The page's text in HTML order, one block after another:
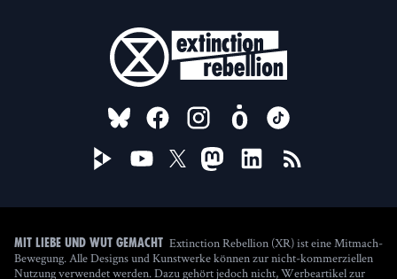
FOLLOW US ON
Mit Liebe und Wut gemacht Extinction Rebellion (XR) ist eine Mitmach-
Bewegung. Alle Designs und Kunstwerke können zur nicht-kommerziellen
Nutzung verwendet werden. Dazu gehört jedoch nicht, Werbeartikel zur